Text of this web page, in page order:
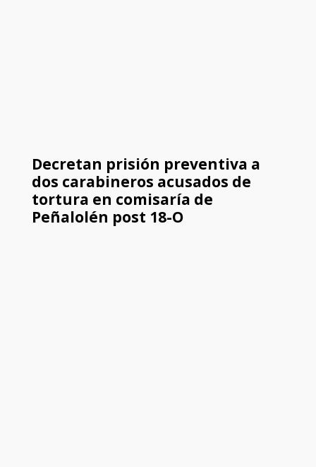
Decretan prisión preventiva a
dos carabineros acusados de
tortura en comisaría de
Peñalolén post 18-O